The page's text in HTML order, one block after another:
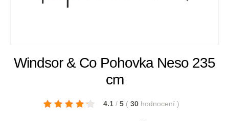
Windsor & Co Pohovka Neso 235
cm
4.1 / 5 ( 30 hodnocení )